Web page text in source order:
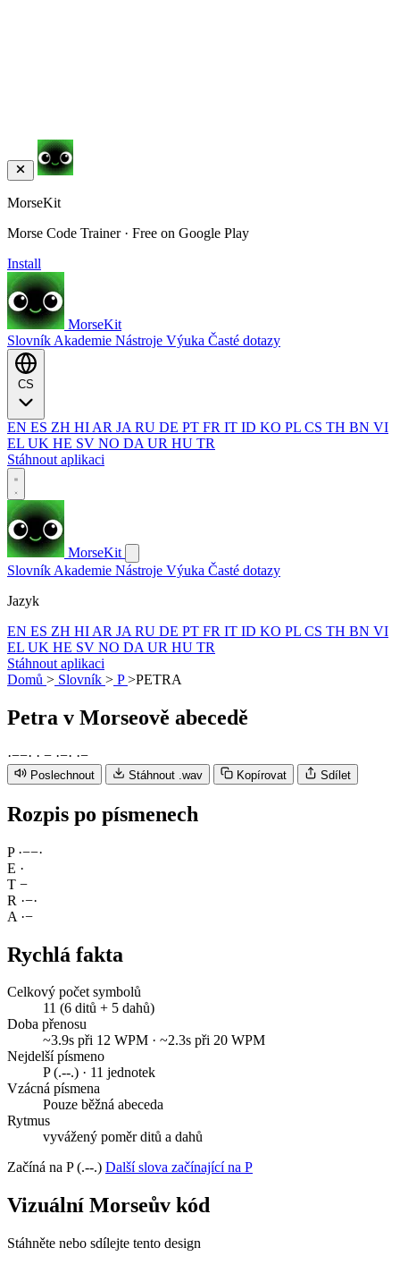
MorseKit
Morse Code Trainer · Free on Google Play
Install
MorseKit
Slovník Akademie Nástroje Výuka Časté dotazy
EN ES ZH HI AR JA RU DE PT FR IT ID KO PL CS TH BN VI
EL UK HE SV NO DA UR HU TR
Stáhnout aplikaci
MorseKit
Slovník Akademie Nástroje Výuka Časté dotazy
Jazyk
EN ES ZH HI AR JA RU DE PT FR IT ID KO PL CS TH BN VI
EL UK HE SV NO DA UR HU TR
Stáhnout aplikaci
Domů > Slovník > P>PETRA
Petra v Morseově abecedě
·−−· · − ·−· ·−
Poslechnout Stáhnout .wav Kopírovat Sdílet
Rozpis po písmenech
P ·−−·
E ·
T −
R ·−·
A ·−
Rychlá fakta
Celkový počet symbolů
11 (6 ditů + 5 dahů)
Doba přenosu
~3.9s při 12 WPM · ~2.3s při 20 WPM
Nejdelší písmeno
P (.--.) · 11 jednotek
Vzácná písmena
Pouze běžná abeceda
Rytmus
vyvážený poměr ditů a dahů
Začíná na P (.--.) Další slova začínající na P
Vizuální Morseův kód
Stáhněte nebo sdílejte tento design